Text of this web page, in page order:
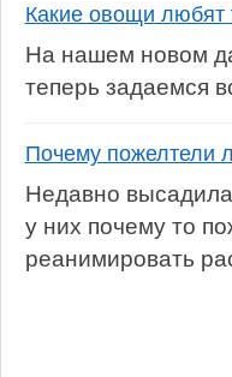
Какие овощи любят
На нашем новом
теперь задаемся
Почему пожелтели
Недавно
у них почему то
реанимировать